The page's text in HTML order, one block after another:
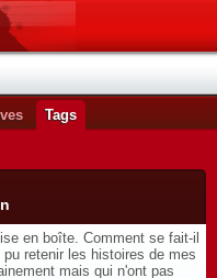
Tags
en boîte. Comment se fait-il
retenir les histoires de mes
mais qui n'ont pas